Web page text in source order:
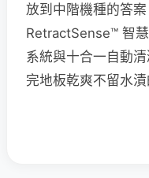
放到中階機種的答
RetractSense™ 智
系統與十合一自動
完地板乾爽不留水漬